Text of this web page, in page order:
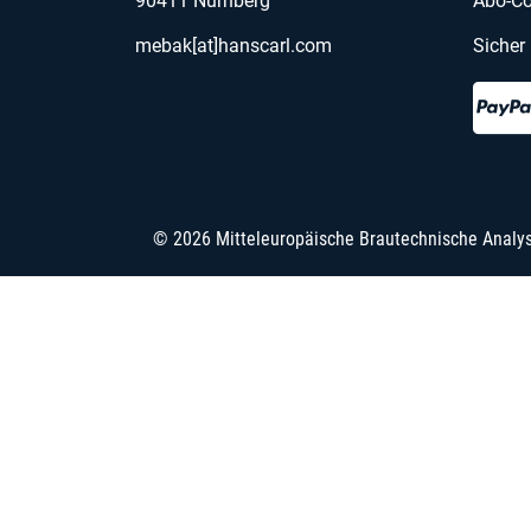
mebak[at]hanscarl.com
Sicher
© 2026 Mitteleuropäische Brautechnische